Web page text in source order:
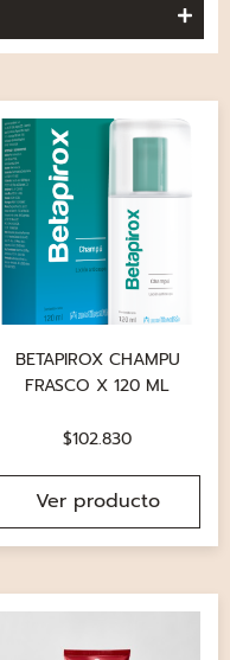
BETAPIROX CHAMPU
FRASCO X 120 ML
$102.830
Ver producto